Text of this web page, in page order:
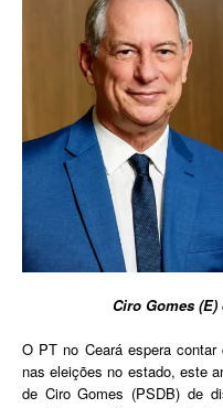
Ciro Gomes
O PT no Ceará espera
nas eleições no estado, este
de Ciro Gomes (PSDB) de